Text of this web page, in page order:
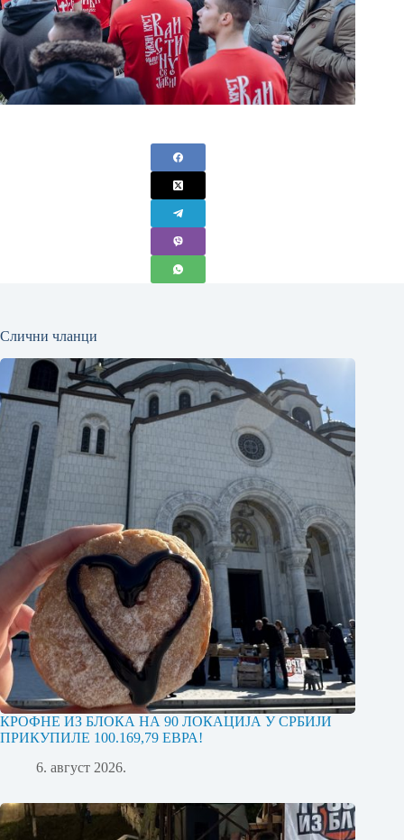
Слични чланци
КРОФНЕ ИЗ БЛОКА НА 90 ЛОКАЦИЈА У СРБИЈИ
ПРИКУПИЛЕ 100.169,79 ЕВРА!
6. август 2026.